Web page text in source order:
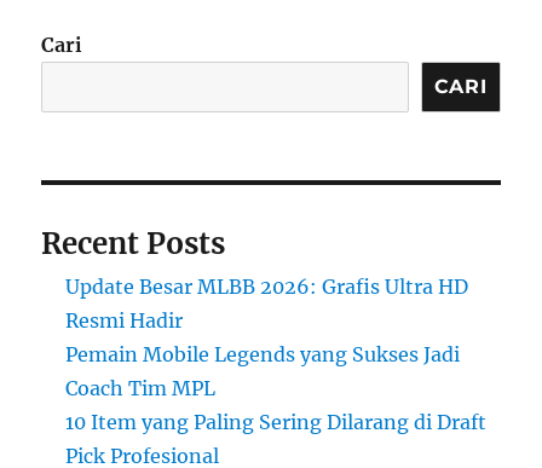
Cari
CARI
Recent Posts
Update Besar MLBB 2026: Grafis Ultra HD
Resmi Hadir
Pemain Mobile Legends yang Sukses Jadi
Coach Tim MPL
10 Item yang Paling Sering Dilarang di Draft
Pick Profesional